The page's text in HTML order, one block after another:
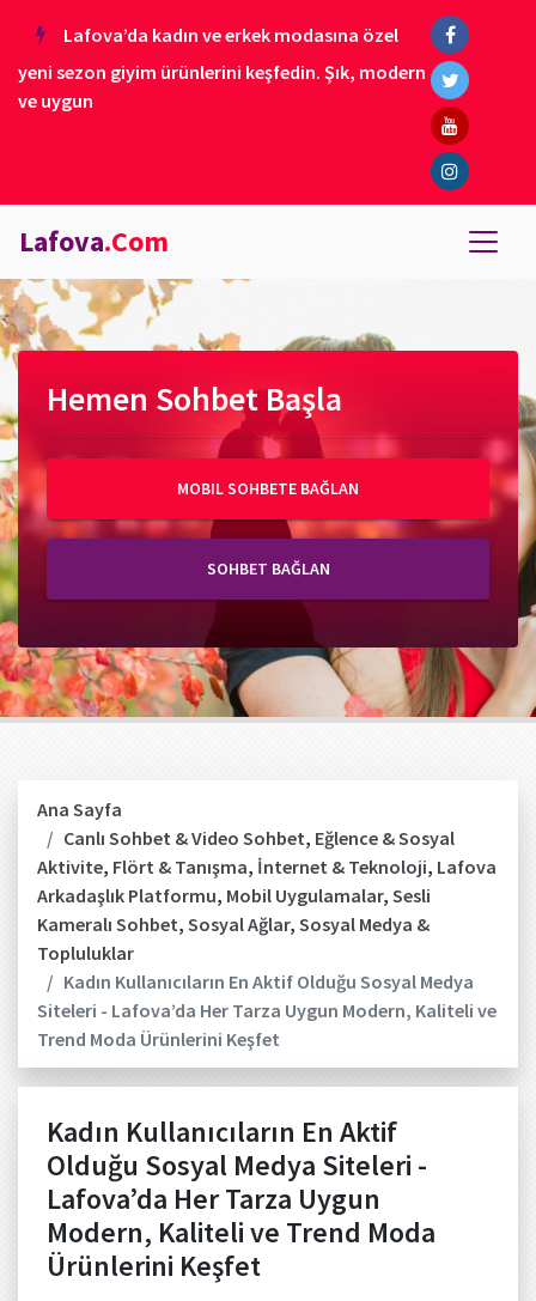
Lafova’da kadın ve erkek modasına özel
yeni sezon giyim ürünlerini keşfedin. Şık, modern
ve uygun
Lafova.Com
Hemen Sohbet Başla
MOBIL SOHBETE BAĞLAN
SOHBET BAĞLAN
Ana Sayfa
Canlı Sohbet & Video Sohbet, Eğlence & Sosyal
Aktivite, Flört & Tanışma, İnternet & Teknoloji, Lafova
Arkadaşlık Platformu, Mobil Uygulamalar, Sesli
Kameralı Sohbet, Sosyal Ağlar, Sosyal Medya &
Topluluklar
Kadın Kullanıcıların En Aktif Olduğu Sosyal Medya
Siteleri - Lafova’da Her Tarza Uygun Modern, Kaliteli ve
Trend Moda Ürünlerini Keşfet
Kadın Kullanıcıların En Aktif
Olduğu Sosyal Medya Siteleri -
Lafova’da Her Tarza Uygun
Modern, Kaliteli ve Trend Moda
Ürünlerini Keşfet